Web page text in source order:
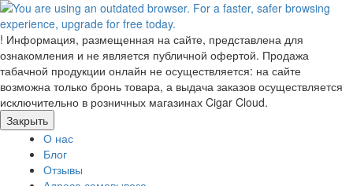
! Информация, размещенная на сайте, представлена для
ознакомления и не является публичной офертой. Продажа
табачной продукции онлайн не осуществляется: на сайте
возможна только бронь товара, а выдача заказов осуществляется
исключительно в розничных магазинах Cigar Cloud.
Закрыть
О нас
Блог
Отзывы